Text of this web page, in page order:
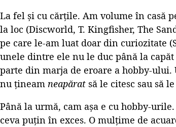
La fel și cu cărțile. Am volume în casă
la loc (Discworld, T. Kingfisher, The
pe care le-am luat doar din curiozitate
unele dintre ele nu le duc până la
parte din marja de eroare a hobby-ului.
nu țineam neapărat să le citesc sau să
Până la urmă, cam așa e cu hobby-
ceva puțin în exces. O mulțime de